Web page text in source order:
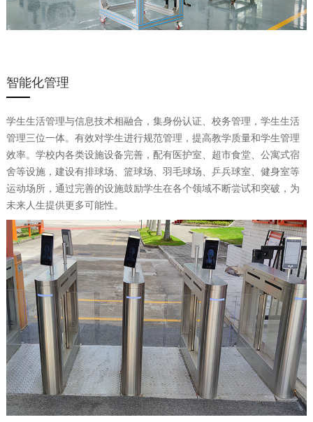
智能化管理
学生生活管理与信息技术相融合，集身份认证、校务管理，学生生活
管理三位一体。有效对学生进行规范管理，提高教学质量和学生管理
效率。学校内各类设施设备完善，配有医护室、超市食堂、公寓式宿
舍等设施，建设有排球场、篮球场、羽毛球场、乒兵球室、健身室等
运动场所，通过完善的设施鼓励学生在各个领域不断尝试和突破，为
未来人生提供更多可能性。